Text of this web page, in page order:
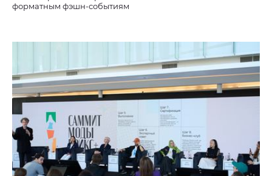
форматным фэшн-событиям